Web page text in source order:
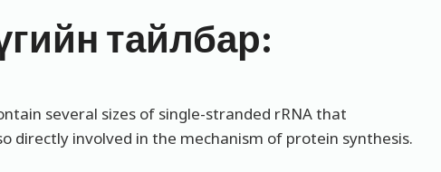
үгийн тайлбар:
several sizes of single-stranded rRNA that
directly involved in the mechanism of protein synthesis.